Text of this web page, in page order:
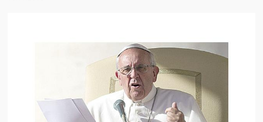
El Tipo y los Rojos en Los Teques (The Jerk and the Reds in
Hablé con Chavistas (I spoke with chavistas)